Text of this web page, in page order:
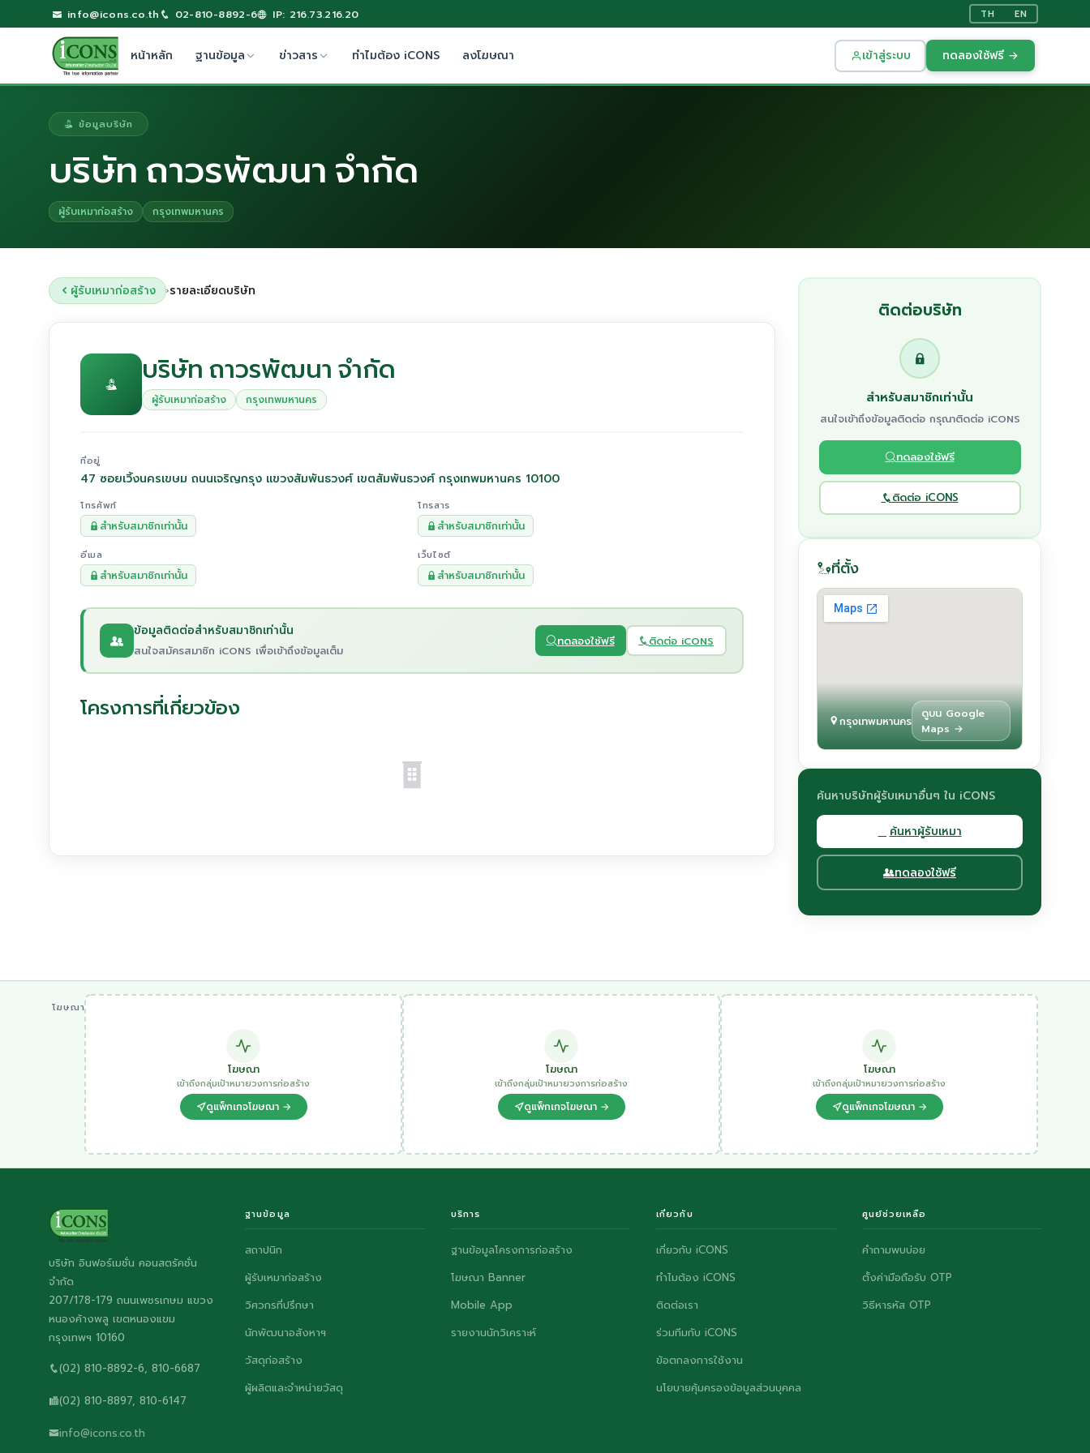
info@icons.co.th 02-810-8892-6 IP: 216.73.216.20 TH EN
หน้าหลัก ฐานข้อมูล ข่าวสาร ทำไมต้อง iCONS ลงโฆษณา เข้าสู่ระบบ ทดลองใช้ฟรี →
ข้อมูลบริษัท
บริษัท ถาวรพัฒนา จำกัด
ผู้รับเหมาก่อสร้าง กรุงเทพมหานคร
ผู้รับเหมาก่อสร้าง ›รายละเอียดบริษัท
บริษัท ถาวรพัฒนา จำกัด
ผู้รับเหมาก่อสร้าง กรุงเทพมหานคร
ที่อยู่
47 ซอยเวิ้งนครเขษม ถนนเจริญกรุง แขวงสัมพันธวงศ์ เขตสัมพันธวงศ์ กรุงเทพมหานคร 10100
โทรศัพท์
สำหรับสมาชิกเท่านั้น
โทรสาร
สำหรับสมาชิกเท่านั้น
อีเมล
สำหรับสมาชิกเท่านั้น
เว็บไซต์
สำหรับสมาชิกเท่านั้น
ข้อมูลติดต่อสำหรับสมาชิกเท่านั้น
สนใจสมัครสมาชิก iCONS เพื่อเข้าถึงข้อมูลเต็ม
ทดลองใช้ฟรี ติดต่อ iCONS
โครงการที่เกี่ยวข้อง
ติดต่อบริษัท
สำหรับสมาชิกเท่านั้น
สนใจเข้าถึงข้อมูลติดต่อ กรุณาติดต่อ iCONS
ทดลองใช้ฟรี
ติดต่อ iCONS
ที่ตั้ง
กรุงเทพมหานคร
ดูบน Google
Maps →
ค้นหาบริษัทผู้รับเหมาอื่นๆ ใน iCONS
ค้นหาผู้รับเหมา
ทดลองใช้ฟรี
โฆษณา
โฆษณา
เข้าถึงกลุ่มเป้าหมายวงการก่อสร้าง
ดูแพ็กเกจโฆษณา →
โฆษณา
เข้าถึงกลุ่มเป้าหมายวงการก่อสร้าง
ดูแพ็กเกจโฆษณา →
โฆษณา
เข้าถึงกลุ่มเป้าหมายวงการก่อสร้าง
ดูแพ็กเกจโฆษณา →
บริษัท อินฟอร์เมชั่น คอนสตรัคชั่น
จำกัด
207/178-179 ถนนเพชรเกษม แขวง
หนองค้างพลู เขตหนองแขม
กรุงเทพฯ 10160
(02) 810-8892-6, 810-6687
(02) 810-8897, 810-6147
info@icons.co.th
ฐานข้อมูล
สถาปนิก
ผู้รับเหมาก่อสร้าง
วิศวกรที่ปรึกษา
นักพัฒนาอสังหาฯ
วัสดุก่อสร้าง
ผู้ผลิตและจำหน่ายวัสดุ
บริการ
ฐานข้อมูลโครงการก่อสร้าง
โฆษณา Banner
Mobile App
รายงานนักวิเคราะห์
เกี่ยวกับ
เกี่ยวกับ iCONS
ทำไมต้อง iCONS
ติดต่อเรา
ร่วมทีมกับ iCONS
ข้อตกลงการใช้งาน
นโยบายคุ้มครองข้อมูลส่วนบุคคล
ศูนย์ช่วยเหลือ
คำถามพบบ่อย
ตั้งค่ามือถือรับ OTP
วิธีหารหัส OTP